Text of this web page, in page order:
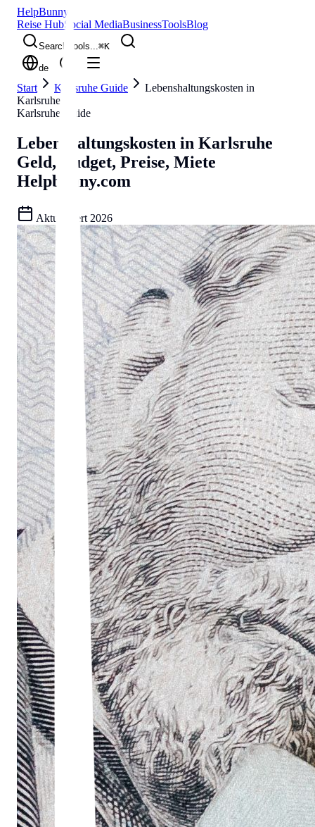
HelpBunny
Reise HubSocial MediaBusinessToolsBlog
Search tools...⌘K
de
Start Karlsruhe Guide
Lebenshaltungskosten in
Karlsruhe
Karlsruhe Guide
Lebenshaltungskosten in Karlsruhe
Geld, Budget, Preise, Miete
Helpbunny.com
Aktualisiert 2026